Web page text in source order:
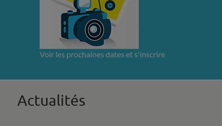
Voir les prochaines dates et s'inscrire
Actualités